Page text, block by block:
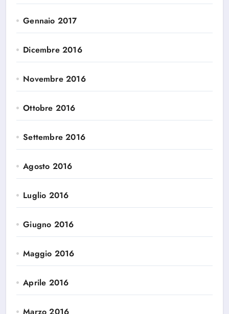
Gennaio 2017
Dicembre 2016
Novembre 2016
Ottobre 2016
Settembre 2016
Agosto 2016
Luglio 2016
Giugno 2016
Maggio 2016
Aprile 2016